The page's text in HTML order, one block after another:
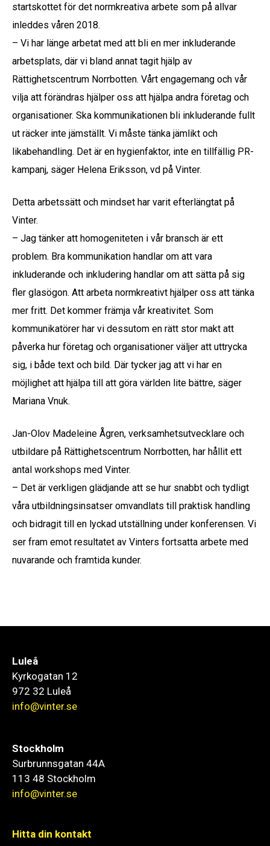
startskottet för det normkreativa arbete som på allvar
inleddes våren 2018.
– Vi har länge arbetat med att bli en mer inkluderande
arbetsplats, där vi bland annat tagit hjälp av
Rättighetscentrum Norrbotten. Vårt engagemang och vår
vilja att förändras hjälper oss att hjälpa andra företag och
organisationer. Ska kommunikationen bli inkluderande fullt
ut räcker inte jämställt. Vi måste tänka jämlikt och
likabehandling. Det är en hygienfaktor, inte en tillfällig PR-
kampanj, säger Helena Eriksson, vd på Vinter.
Detta arbetssätt och mindset har varit efterlängtat på
Vinter.
– Jag tänker att homogeniteten i vår bransch är ett
problem. Bra kommunikation handlar om att vara
inkluderande och inkludering handlar om att sätta på sig
fler glasögon. Att arbeta normkreativt hjälper oss att tänka
mer fritt. Det kommer främja vår kreativitet. Som
kommunikatörer har vi dessutom en rätt stor makt att
påverka hur företag och organisationer väljer att uttrycka
sig, i både text och bild. Där tycker jag att vi har en
möjlighet att hjälpa till att göra världen lite bättre, säger
Mariana Vnuk.
Jan-Olov Madeleine Ågren, verksamhetsutvecklare och
utbildare på Rättighetscentrum Norrbotten, har hållit ett
antal workshops med Vinter.
– Det är verkligen glädjande att se hur snabbt och tydligt
våra utbildningsinsatser omvandlats till praktisk handling
och bidragit till en lyckad utställning under konferensen. Vi
ser fram emot resultatet av Vinters fortsatta arbete med
nuvarande och framtida kunder.
Luleå
Kyrkogatan 12
972 32 Luleå
info@vinter.se
Stockholm
Surbrunnsgatan 44A
113 48 Stockholm
info@vinter.se
Hitta din kontakt